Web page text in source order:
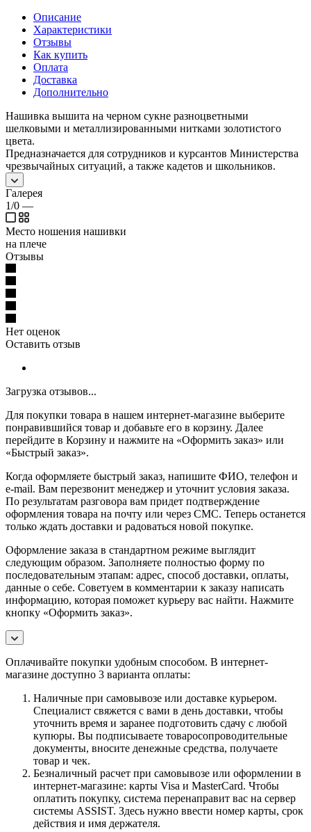
Описание
Характеристики
Отзывы
Как купить
Оплата
Доставка
Дополнительно
Нашивка вышита на черном сукне разноцветными
шелковыми и металлизированными нитками золотистого
цвета.
Предназначается для сотрудников и курсантов Министерства
чрезвычайных ситуаций, а также кадетов и школьников.
Галерея
1/0 —
Место ношения нашивки
на плече
Отзывы
Нет оценок
Оставить отзыв
Загрузка отзывов...
Для покупки товара в нашем интернет-магазине выберите
понравившийся товар и добавьте его в корзину. Далее
перейдите в Корзину и нажмите на «Оформить заказ» или
«Быстрый заказ».
Когда оформляете быстрый заказ, напишите ФИО, телефон и
e-mail. Вам перезвонит менеджер и уточнит условия заказа.
По результатам разговора вам придет подтверждение
оформления товара на почту или через СМС. Теперь останется
только ждать доставки и радоваться новой покупке.
Оформление заказа в стандартном режиме выглядит
следующим образом. Заполняете полностью форму по
последовательным этапам: адрес, способ доставки, оплаты,
данные о себе. Советуем в комментарии к заказу написать
информацию, которая поможет курьеру вас найти. Нажмите
кнопку «Оформить заказ».
Оплачивайте покупки удобным способом. В интернет-
магазине доступно 3 варианта оплаты:
Наличные при самовывозе или доставке курьером.
Специалист свяжется с вами в день доставки, чтобы
уточнить время и заранее подготовить сдачу с любой
купюры. Вы подписываете товаросопроводительные
документы, вносите денежные средства, получаете
товар и чек.
Безналичный расчет при самовывозе или оформлении в
интернет-магазине: карты Visa и MasterCard. Чтобы
оплатить покупку, система перенаправит вас на сервер
системы ASSIST. Здесь нужно ввести номер карты, срок
действия и имя держателя.